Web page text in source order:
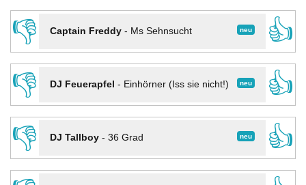
👎
neu
Captain Freddy- Ms Sehnsucht
👍
👎
neu
DJ Feuerapfel - Einhörner (Iss sie nicht!)
👍
👎
neu
DJ Tallboy- 36 Grad
👍